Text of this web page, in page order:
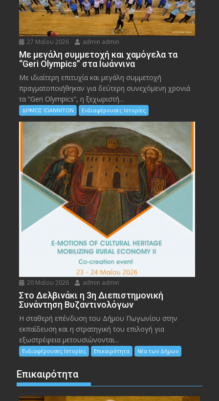
27 Μαΐου 2026 admin admin
Με μεγάλη συμμετοχή και χαμόγελα τα
“Geri Olympics” στα Ιωάννινα
Με ιδιαίτερη επιτυχία και μεγάλη συμμετοχή
πραγματοποιήθηκαν για δεύτερη συνεχόμενη χρονιά
τα “Geri Olympics”, η ξεχωριστή...
ΔΗΜΟΣ ΙΩΑΝΝΙΤΩΝ Ενδιαφέρουσες Ιστορίες
20 Μαΐου 2026 admin admin
Στο Δελβινάκι η 3η Διεπιστημονική
Συνάντηση Βυζαντινολόγων
Η σταθερή επένδυση του Δήμου Πωγωνίου στην
εκπαίδευση και η στρατηγική του επιλογή για
εξωστρέφεια μετουσιώνονται...
Ενδιαφέρουσες Ιστορίες Επικαιρότητα Νέα των Δήμων
Επικαιρότητα